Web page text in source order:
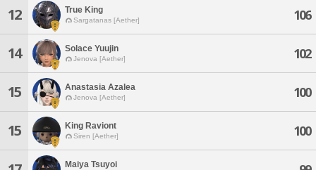
12 True King
Sargatanas [Aether] 106
14 Solace Yuujin
Jenova [Aether] 102
15 Anastasia Azalea
Jenova [Aether] 100
15 King Raviont
Siren [Aether] 100
Maiya Tsuyoi